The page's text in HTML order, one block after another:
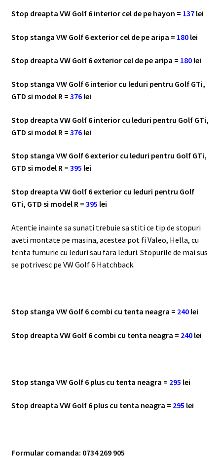
Stop dreapta VW Golf 6 interior cel de pe hayon = 137lei
Stop stanga VW Golf 6 exterior cel de pe aripa = 180lei
Stop dreapta VW Golf 6 exterior cel de pe aripa = 180lei
Stop stanga VW Golf 6 interior cu leduri pentru Golf GTi,
GTD si model R = 376lei
Stop dreapta VW Golf 6 interior cu leduri pentru Golf GTi,
GTD si model R = 376lei
Stop stanga VW Golf 6 exterior cu leduri pentru Golf GTi,
GTD si model R = 395 lei
Stop dreapta VW Golf 6 exterior cu leduri pentru Golf
GTi, GTD si model R = 395 lei
Atentie inainte sa sunati trebuie sa stiti ce tip de stopuri
aveti montate pe masina, acestea pot fi Valeo, Hella, cu
tenta fumurie cu leduri sau fara leduri. Stopurile de mai sus
se potrivesc pe VW Golf 6 Hatchback.
Stop stanga VW Golf 6 combi cu tenta neagra = 240lei
Stop dreapta VW Golf 6 combi cu tenta neagra = 240lei
Stop stanga VW Golf 6 plus cu tenta neagra = 295 lei
Stop dreapta VW Golf 6 plus cu tenta neagra = 295 lei
Formular comanda: 0734 269 905